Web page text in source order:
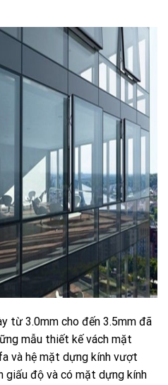
từ 3.0mm cho đến 3.5mm đã
mẫu thiết kế vách mặt
và hệ mặt dựng kính vượt
giấu độ và có mặt dựng kính